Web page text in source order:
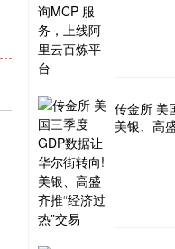
传金所 美
美银、高